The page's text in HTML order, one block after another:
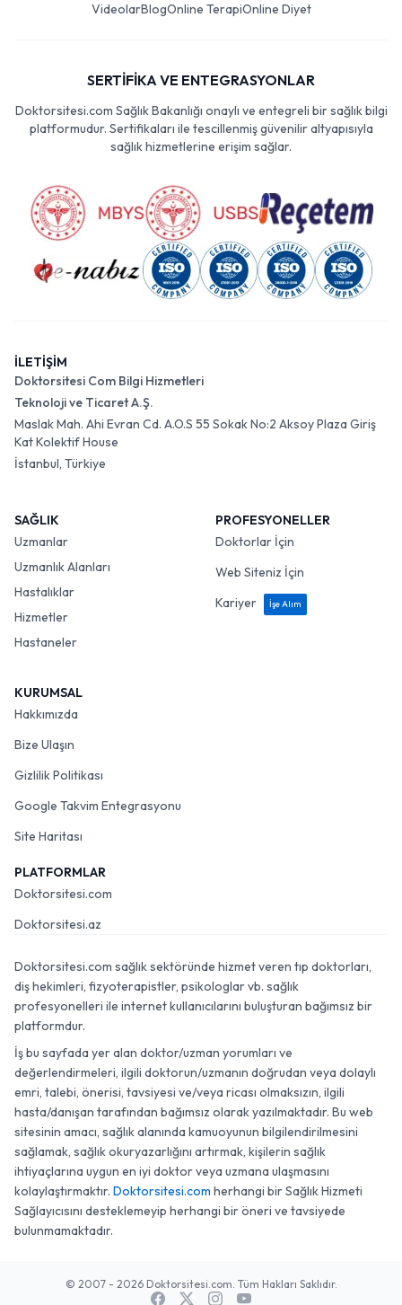
VideolarBlogOnline TerapiOnline Diyet
SERTİFİKA VE ENTEGRASYONLAR
Doktorsitesi.com Sağlık Bakanlığı onaylı ve entegreli bir sağlık bilgi
platformudur. Sertifikaları ile tescillenmiş güvenilir altyapısıyla
sağlık hizmetlerine erişim sağlar.
İLETİŞİM
Doktorsitesi Com Bilgi Hizmetleri
Teknoloji ve Ticaret A.Ş.
Maslak Mah. Ahi Evran Cd. A.O.S 55 Sokak No:2 Aksoy Plaza Giriş
Kat Kolektif House
İstanbul, Türkiye
SAĞLIK
Uzmanlar
Uzmanlık Alanları
Hastalıklar
Hizmetler
Hastaneler
PROFESYONELLER
Doktorlar İçin
Web Siteniz İçin
Kariyer
İşe Alım
KURUMSAL
Hakkımızda
Bize Ulaşın
Gizlilik Politikası
Google Takvim Entegrasyonu
Site Haritası
PLATFORMLAR
Doktorsitesi.com
Doktorsitesi.az
Doktorsitesi.com sağlık sektöründe hizmet veren tıp doktorları,
diş hekimleri, fizyoterapistler, psikologlar vb. sağlık
profesyonelleri ile internet kullanıcılarını buluşturan bağımsız bir
platformdur.
İş bu sayfada yer alan doktor/uzman yorumları ve
değerlendirmeleri, ilgili doktorun/uzmanın doğrudan veya dolaylı
emri, talebi, önerisi, tavsiyesi ve/veya ricası olmaksızın, ilgili
hasta/danışan tarafından bağımsız olarak yazılmaktadır. Bu web
sitesinin amacı, sağlık alanında kamuoyunun bilgilendirilmesini
sağlamak, sağlık okuryazarlığını artırmak, kişilerin sağlık
ihtiyaçlarına uygun en iyi doktor veya uzmana ulaşmasını
kolaylaştırmaktır. Doktorsitesi.com herhangi bir Sağlık Hizmeti
Sağlayıcısını desteklemeyip herhangi bir öneri ve tavsiyede
bulunmamaktadır.
© 2007 - 2026 Doktorsitesi.com. Tüm Hakları Saklıdır.